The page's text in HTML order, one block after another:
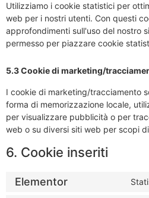
Utilizziamo i cookie statistici per
web per i nostri utenti. Con questi
approfondimenti sull'uso del nostro
permesso per piazzare cookie
5.3 Cookie di marketing/
I cookie di marketing/tracciamento
forma di memorizzazione locale,
per visualizzare pubblicità o per
web o su diversi siti web per scopi
6. Cookie inseriti
Elementor